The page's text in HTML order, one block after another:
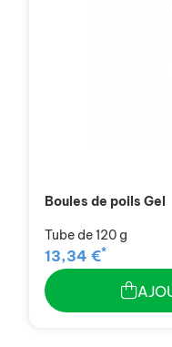
Boules de poils Gel
Tube de 120 g
13,34 €*